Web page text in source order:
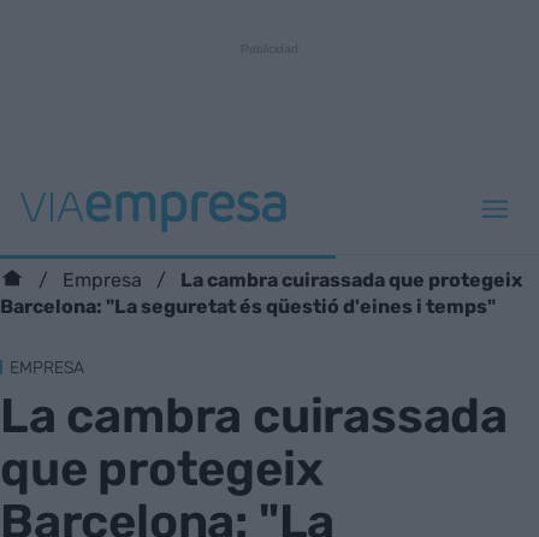
Empresa
La cambra cuirassada que protegeix
Barcelona: "La seguretat és qüestió d'eines i temps"
EMPRESA
La cambra cuirassada
que protegeix
Barcelona: "La